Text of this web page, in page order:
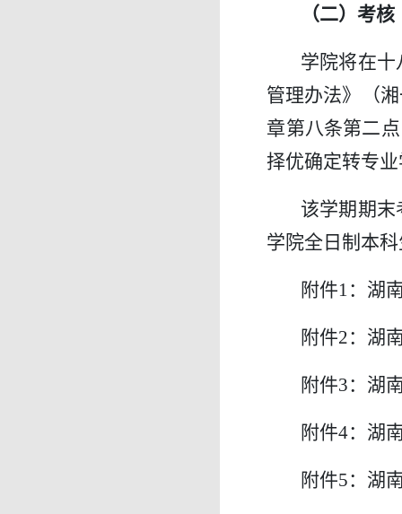
（二）考核
学院将在
管理办法》（
章第八条第二
择优确定转专
该学期期
学院全日制本
附件1：湖
附件2：湖
附件3：湖
附件4：湖
附件5：湖